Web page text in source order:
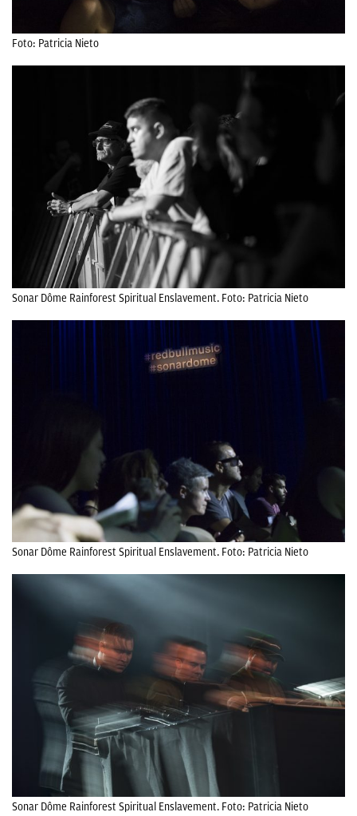
Foto: Patricia Nieto
Sonar Dôme Rainforest Spiritual Enslavement. Foto: Patricia Nieto
Sonar Dôme Rainforest Spiritual Enslavement. Foto: Patricia Nieto
Sonar Dôme Rainforest Spiritual Enslavement. Foto: Patricia Nieto